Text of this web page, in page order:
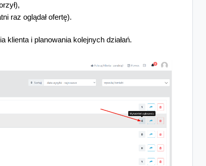
,
raz oglądał ofertę).
klienta i planowania kolejnych działań.